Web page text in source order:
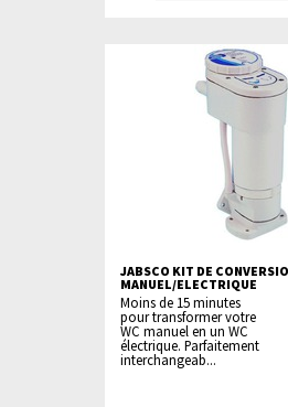
JABSCO KIT DE
MANUEL/ELECTRIQUE
Moins de 15 minutes
pour transformer votre
WC manuel en un WC
électrique. Parfaitement
interchangeab...